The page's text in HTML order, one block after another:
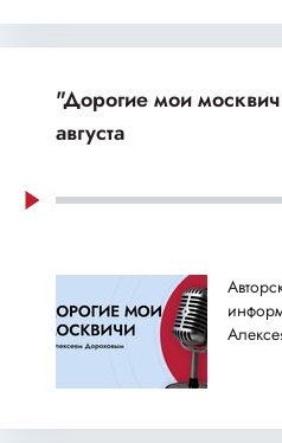
"Дорогие мои
августа